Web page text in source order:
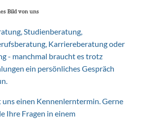
Bild von uns
Studienberatung,
Karriereberatung oder
- manchmal braucht es trotz
ein persönliches Gespräch
uns einen Kennenlerntermin. Gerne
Ihre Fragen in einem